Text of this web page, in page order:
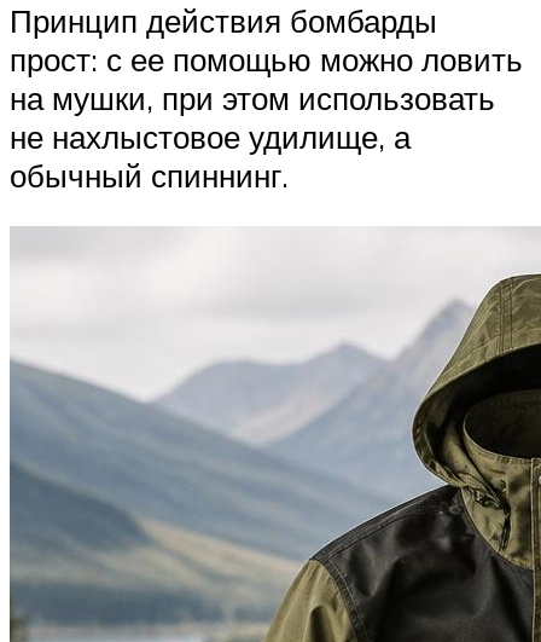
Принцип действия бомбарды
прост: с ее помощью можно ловить
на мушки, при этом использовать
не нахлыстовое удилище, а
обычный спиннинг.